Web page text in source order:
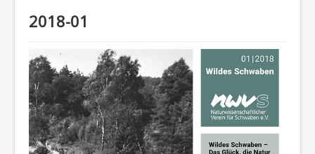
Ausgaben
2018-01